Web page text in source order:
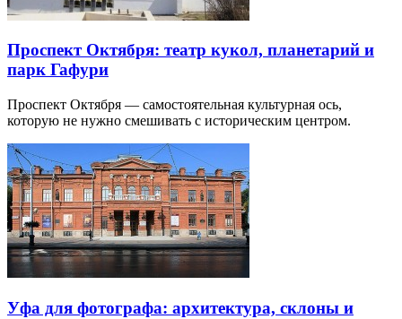
Проспект Октября: театр кукол, планетарий и
парк Гафури
Проспект Октября — самостоятельная культурная ось,
которую не нужно смешивать с историческим центром.
Уфа для фотографа: архитектура, склоны и